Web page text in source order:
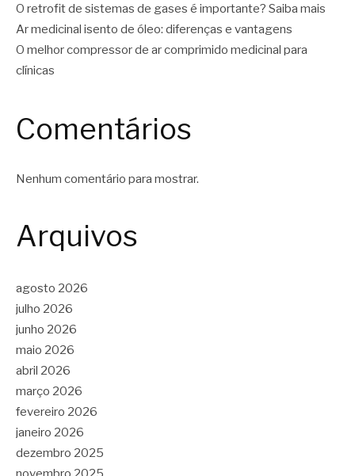
O retrofit de sistemas de gases é importante? Saiba mais
Ar medicinal isento de óleo: diferenças e vantagens
O melhor compressor de ar comprimido medicinal para
clínicas
Comentários
Nenhum comentário para mostrar.
Arquivos
agosto 2026
julho 2026
junho 2026
maio 2026
abril 2026
março 2026
fevereiro 2026
janeiro 2026
dezembro 2025